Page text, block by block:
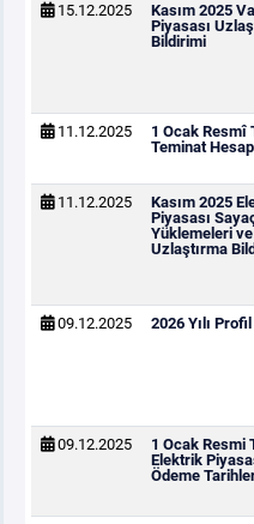
15.12.2025
Kasım 2025
Piyasası
Bildirimi
11.12.2025
1 Ocak Resmî
Teminat
11.12.2025
Kasım 2025
Piyasası
Yüklemeleri ve
Uzlaştırma
09.12.2025 2026 Yılı
09.12.2025
1 Ocak Resmi
Elektrik
Ödeme